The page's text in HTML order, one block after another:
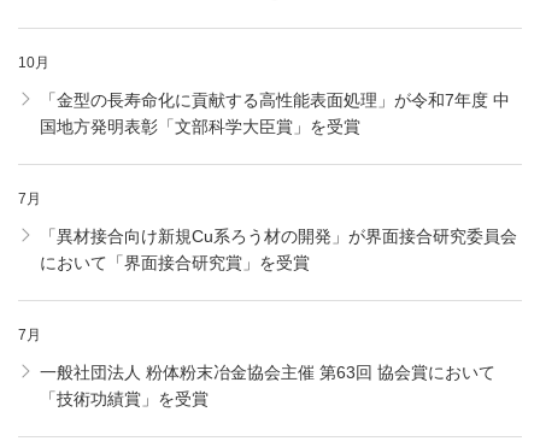
10月
「金型の長寿命化に貢献する高性能表面処理」が令和7年度 中
国地方発明表彰「文部科学大臣賞」を受賞
7月
「異材接合向け新規Cu系ろう材の開発」が界面接合研究委員会
において「界面接合研究賞」を受賞
7月
一般社団法人 粉体粉末冶金協会主催 第63回 協会賞において
「技術功績賞」を受賞